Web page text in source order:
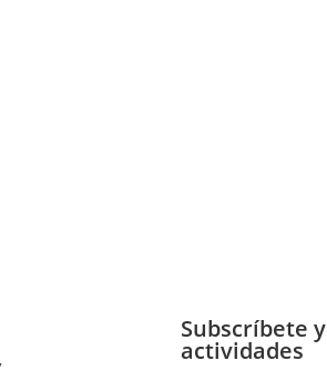
Subscríbete
actividades